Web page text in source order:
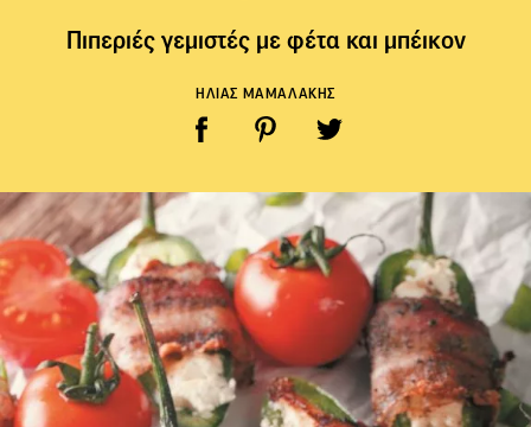
Πιπεριές γεμιστές με φέτα και μπέικον
ΗΛΙΑΣ ΜΑΜΑΛΑΚΗΣ